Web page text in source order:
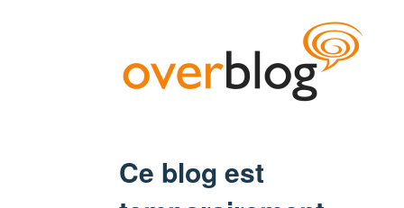
Ce blog est